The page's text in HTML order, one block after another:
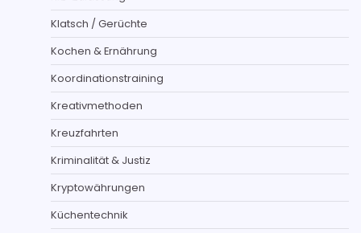
Klatsch / Gerüchte
Kochen & Ernährung
Koordinationstraining
Kreativmethoden
Kreuzfahrten
Kriminalität & Justiz
Kryptowährungen
Küchentechnik